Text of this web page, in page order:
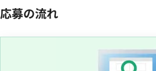
応募の流れ